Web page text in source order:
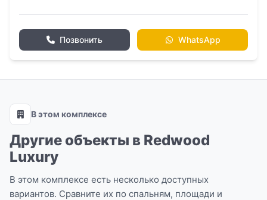
Позвонить WhatsApp
В этом комплексе
Другие объекты в Redwood
Luxury
В этом комплексе есть несколько доступных
вариантов. Сравните их по спальням, площади и